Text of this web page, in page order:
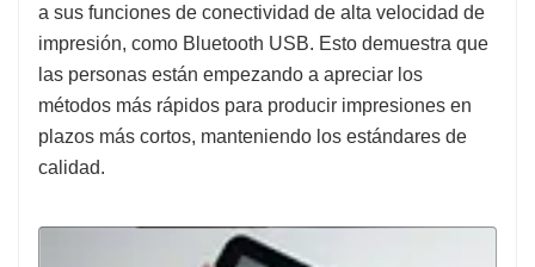
a sus funciones de conectividad de alta velocidad de
impresión, como Bluetooth USB. Esto demuestra que
las personas están empezando a apreciar los
métodos más rápidos para producir impresiones en
plazos más cortos, manteniendo los estándares de
calidad.